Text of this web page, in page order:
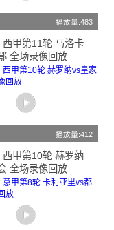
播放量:483
西甲第11轮 马洛卡
全场录像回放
播放量:412
西甲第10轮 赫罗纳
全场录像回放